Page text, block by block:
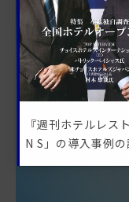
『週刊ホテルレス
N S」の導入事例